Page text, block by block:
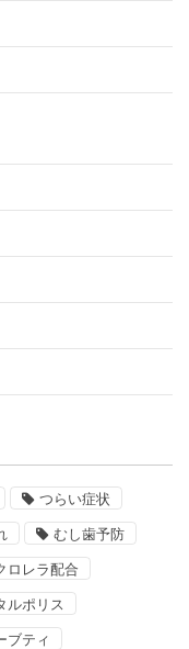
つらい症状
むし歯予防
ロレラ配合
ルポリス
ブティ